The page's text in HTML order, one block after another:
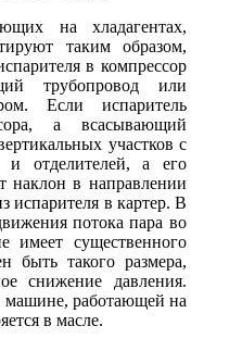
на хладагентах,
таким образом,
в компрессор
трубопровод или
Если испаритель
а всасывающий
участков с
и отделителей, а его
наклон в направлении
испарителя в картер. В
потока пара во
имеет существенного
быть такого размера,
снижение давления.
машине, работающей на
в масле.